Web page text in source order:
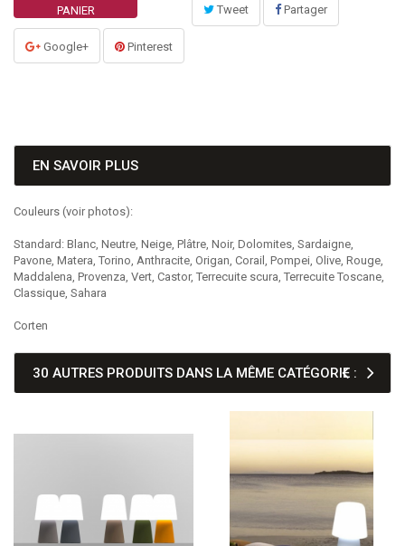
PANIER
Tweet Partager
Google+ Pinterest
EN SAVOIR PLUS
Couleurs (voir photos):
Standard: Blanc, Neutre, Neige, Plâtre, Noir, Dolomites, Sardaigne,
Pavone, Matera, Torino, Anthracite, Origan, Corail, Pompei, Olive, Rouge,
Maddalena, Provenza, Vert, Castor, Terrecuite scura, Terrecuite Toscane,
Classique, Sahara
Corten
30 AUTRES PRODUITS DANS LA MÊME CATÉGORIE :